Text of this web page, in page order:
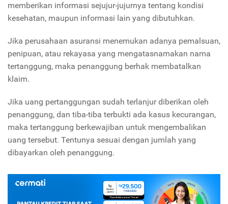
memberikan informasi sejujur-jujurnya tentang kondisi
kesehatan, maupun informasi lain yang dibutuhkan.
Jika perusahaan asuransi menemukan adanya pemalsuan,
penipuan, atau rekayasa yang mengatasnamakan nama
tertanggung, maka penanggung berhak membatalkan
klaim.
Jika uang pertanggungan sudah terlanjur diberikan oleh
penanggung, dan tiba-tiba terbukti ada kasus kecurangan,
maka tertanggung berkewajiban untuk mengembalikan
uang tersebut. Tentunya sesuai dengan jumlah yang
dibayarkan oleh penanggung.